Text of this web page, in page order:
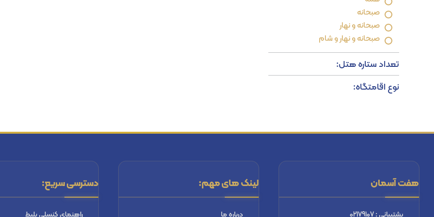
صبحانه
صبحانه و نهار
صبحانه و نهار و شام
تعداد ستاره هتل:
نوع اقامتگاه:
هفت آسمان
پشتیبانی : 02179107
لینک های مهم:
درباره ما
دسترسی سریع:
راهنماي كنسلي بليط